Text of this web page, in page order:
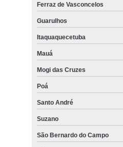
Ferraz de Vasconcelos
Guarulhos
Itaquaquecetuba
Mauá
Mogi das Cruzes
Poá
Santo André
Suzano
São Bernardo do Campo